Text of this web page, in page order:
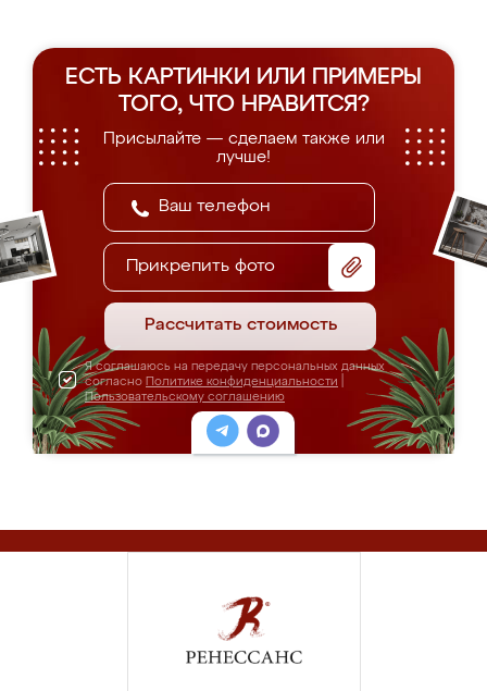
ЕСТЬ КАРТИНКИ ИЛИ ПРИМЕРЫ
ТОГО, ЧТО НРАВИТСЯ?
Присылайте — сделаем также или
лучше!
Прикрепить фото
Рассчитать стоимость
Я соглашаюсь на передачу персональных данных
согласно Политике конфиденциальности
Пользовательскому соглашению